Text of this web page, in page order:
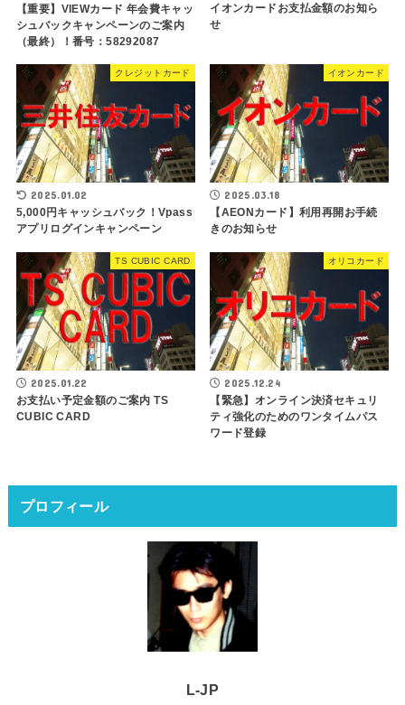
【重要】VIEWカード 年会費キャッ
シュバックキャンペーンのご案内
（最終）！番号：58292087
イオンカードお支払金額のお知ら
せ
クレジットカード
2025.01.02
5,000円キャッシュバック！Vpass
アプリログインキャンペーン
イオンカード
2025.03.18
【AEONカード】利用再開お手続
きのお知らせ
TS CUBIC CARD
2025.01.22
お支払い予定金額のご案内 TS
CUBIC CARD
オリコカード
2025.12.24
【緊急】オンライン決済セキュリ
ティ強化のためのワンタイムパス
ワード登録
プロフィール
L-JP